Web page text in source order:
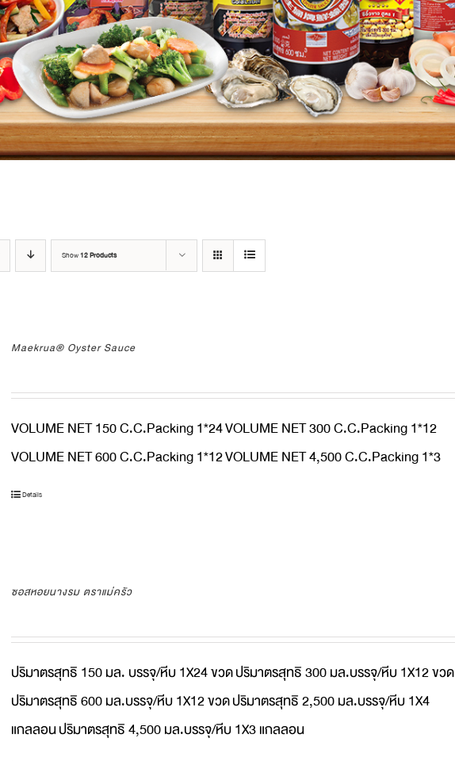
Show12 Products
Maekrua® Oyster Sauce
VOLUME NET 150 C.C.Packing 1*24VOLUME NET 300 C.C.Packing 1*12
VOLUME NET 600 C.C.Packing 1*12VOLUME NET 4,500 C.C.Packing 1*3
Details
ซอสหอยนางรม ตราแม่ครัว
ปริมาตรสุทธิ 150 มล. บรรจุ/หีบ 1X24 ขวดปริมาตรสุทธิ 300 มล.บรรจุ/หีบ 1X12 ขวด
ปริมาตรสุทธิ 600 มล.บรรจุ/หีบ 1X12 ขวดปริมาตรสุทธิ 2,500 มล.บรรจุ/หีบ 1X4
แกลลอนปริมาตรสุทธิ 4,500 มล.บรรจุ/หีบ 1X3 แกลลอน